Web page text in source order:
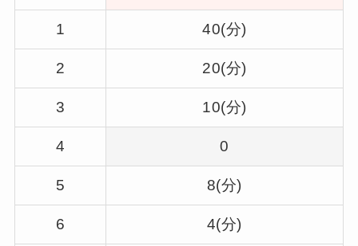
1 40(分)
2 20(分)
3 10(分)
4 0
5 8(分)
6 4(分)